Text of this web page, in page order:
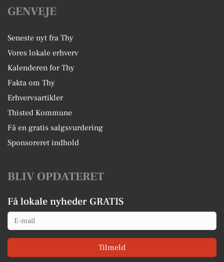
GENVEJE
Seneste nyt fra Thy
Vores lokale erhverv
Kalenderen for Thy
Fakta om Thy
Erhvervsartikler
Thisted Kommune
Få en gratis salgsvurdering
Sponsoreret indhold
BLIV OPDATERET
Få lokale nyheder GRATIS
Email
Tilmeld